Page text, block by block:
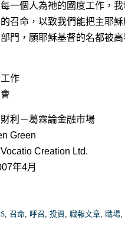
每一個人為祂的國度工作，
召命，以致我們能把主耶
門，願耶穌基督的名都被高
作
利－葛霖論金融市場
Green
Creation Ltd.
年4月
,召命, 呼召,投資,職報文章,職場,